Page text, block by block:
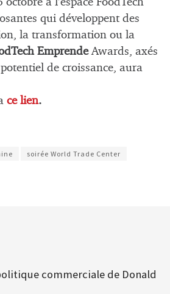
à l’espace FoodTech
qui développent des
la transformation ou la
EmprendeAwards, axés
de croissance, aura
ce lien.
soirée World Trade Center
commerciale de Donald